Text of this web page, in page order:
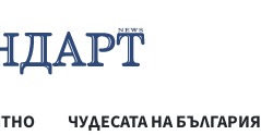
ЧУДЕСАТА НА БЪЛГАРИЯ